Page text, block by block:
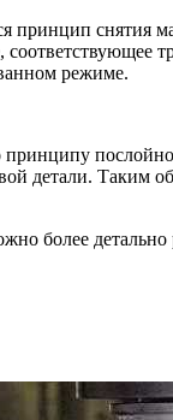
принцип снятия
режиме.
детали. Таким
более детально